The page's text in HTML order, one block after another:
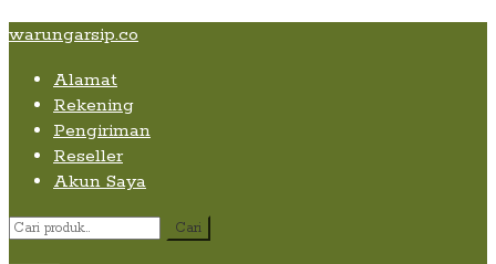
Skip
content
Skip
navigation
Skip
content
warungarsip.co
Alamat
Rekening
Pengiriman
Reseller
Akun Saya
Pencarian
Cari